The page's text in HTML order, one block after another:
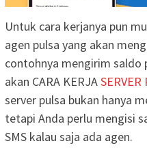
Untuk cara kerjanya pun
agen pulsa yang akan
contohnya mengirim saldo
akan CARA KERJASERVER
server pulsa bukan hanya
tetapi Anda perlu mengisi
SMS kalau saja ada agen.